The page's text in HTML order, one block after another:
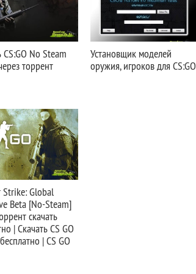
CS:GO No Steam
торрент
Установщик моделей
оружия, игроков для CS:GO
Strike: Global
Beta [No-Steam]
скачать
| Скачать CS GO
| CS GO